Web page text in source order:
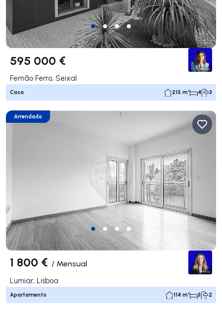
595 000 €
Fernão Ferro, Seixal
Casa 215 m² 4 3
Arrendado
1 800 € / Mensual
Lumiar, Lisboa
Apartamento 114 m² 3 2